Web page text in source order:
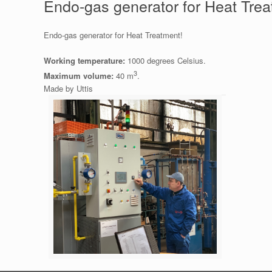
Endo-gas generator for Heat
Endo-gas generator for Heat Treatment!
Working temperature: 1000 degrees Celsius.
Maximum volume: 40 m3.
Made by Uttis